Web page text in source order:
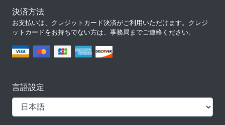
決済方法
お支払いは、クレジットカード決済がご利用いただけます。クレジ
ットカードをお持ちでない方は、事務局までご連絡ください。
言語設定